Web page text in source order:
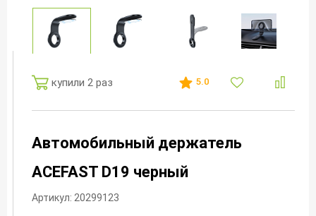
купили 2 раз 5.0
Автомобильный держатель
ACEFAST D19 черный
Артикул: 20299123